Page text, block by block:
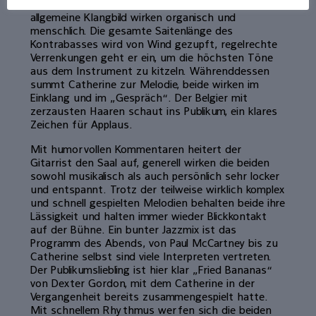
allgemeine Klangbild wirken organisch und
menschlich. Die gesamte Saitenlänge des
Kontrabasses wird von Wind gezupft, regelrechte
Verrenkungen geht er ein, um die höchsten Töne
aus dem Instrument zu kitzeln. Währenddessen
summt Catherine zur Melodie, beide wirken im
Einklang und im „Gespräch“. Der Belgier mit
zerzausten Haaren schaut ins Publikum, ein klares
Zeichen für Applaus.
Mit humorvollen Kommentaren heitert der
Gitarrist den Saal auf, generell wirken die beiden
sowohl musikalisch als auch persönlich sehr locker
und entspannt. Trotz der teilweise wirklich komplex
und schnell gespielten Melodien behalten beide ihre
Lässigkeit und halten immer wieder Blickkontakt
auf der Bühne. Ein bunter Jazzmix ist das
Programm des Abends, von Paul McCartney bis zu
Catherine selbst sind viele Interpreten vertreten.
Der Publikumsliebling ist hier klar „Fried Bananas“
von Dexter Gordon, mit dem Catherine in der
Vergangenheit bereits zusammengespielt hatte.
Mit schnellem Rhythmus werfen sich die beiden